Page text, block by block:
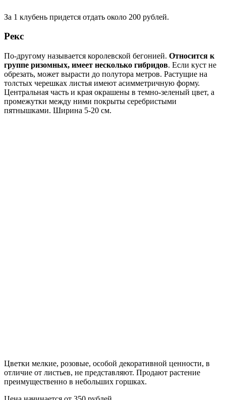
За 1 клубень придется отдать около 200 рублей.
Рекс
По-другому называется королевской бегонией. Относится к
группе ризомных, имеет несколько гибридов. Если куст не
обрезать, может вырасти до полутора метров. Растущие на
толстых черешках листья имеют асимметричную форму.
Центральная часть и края окрашены в темно-зеленый цвет, а
промежутки между ними покрыты серебристыми
пятнышками. Ширина 5-20 см.
Цветки мелкие, розовые, особой декоративной ценности, в
отличие от листьев, не представляют. Продают растение
преимущественно в небольших горшках.